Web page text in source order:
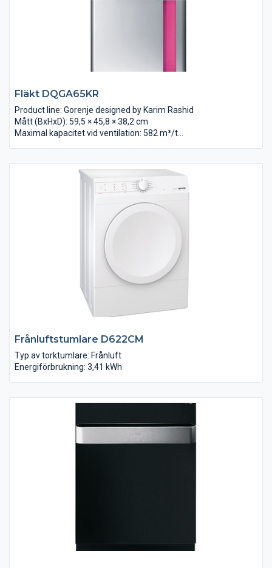
Fläkt DQGA65KR
Product line: Gorenje designed by Karim Rashid
Mått (BxHxD): 59,5 × 45,8 × 38,2 cm
Maximal kapacitet vid ventilation: 582 m³/t
Frånluftstumlare D622CM
Typ av torktumlare: Frånluft
Energiförbrukning: 3,41 kWh